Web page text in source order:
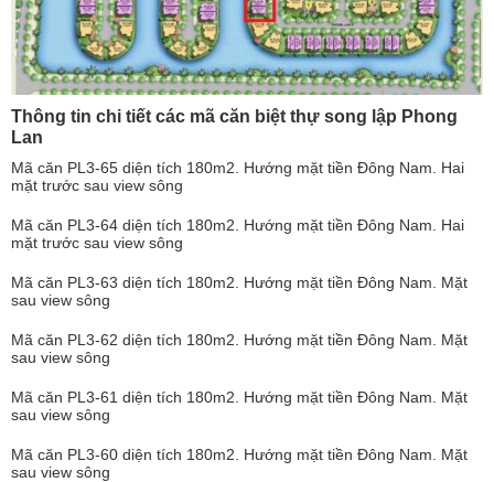
Thông tin chi tiết các mã căn biệt thự song lập Phong
Lan
Mã căn PL3-65 diện tích 180m2. Hướng mặt tiền Đông Nam. Hai
mặt trước sau view sông
Mã căn PL3-64 diện tích 180m2. Hướng mặt tiền Đông Nam. Hai
mặt trước sau view sông
Mã căn PL3-63 diện tích 180m2. Hướng mặt tiền Đông Nam. Mặt
sau view sông
Mã căn PL3-62 diện tích 180m2. Hướng mặt tiền Đông Nam. Mặt
sau view sông
Mã căn PL3-61 diện tích 180m2. Hướng mặt tiền Đông Nam. Mặt
sau view sông
Mã căn PL3-60 diện tích 180m2. Hướng mặt tiền Đông Nam. Mặt
sau view sông